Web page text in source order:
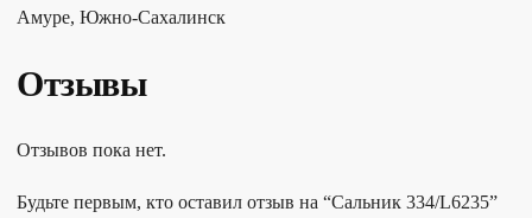
Амуре, Южно-Сахалинск
Отзывы
Отзывов пока нет.
Будьте первым, кто оставил отзыв на “Сальник 334/L6235”